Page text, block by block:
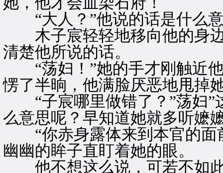
“大人？”他说的话是什么意
木子宸轻轻地移向他的身边
清楚他所说的话。
“荡妇！”她的手才刚触近他
愣了半晌，他满脸厌恶地甩掉
“子宸哪里做错了？”荡妇”
么意思呢？早知道她就多听嬷
“你赤身露体来到本官的面
幽幽的眸子直盯着她的眼。
他不想这么说，可若不如此